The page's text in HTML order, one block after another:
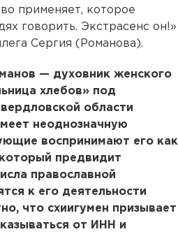
применяет, которое
говорить. Экстрасенс он!»
Сергия (Романова).
— духовник женского
хлебов» под
области
неоднозначную
воспринимают его как
предвидит
православной
к его деятельности
что схиигумен призывает
от ИНН и